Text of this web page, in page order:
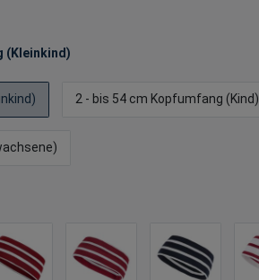
(Kleinkind)
2 - bis 54 cm Kopfumfang (Kind)